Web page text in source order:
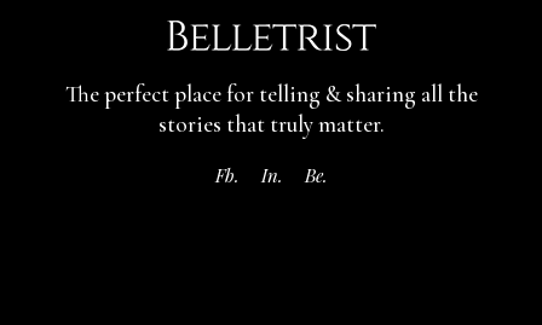
The perfect place for telling & sharing all the
stories that truly matter.
Fb. In. Be.